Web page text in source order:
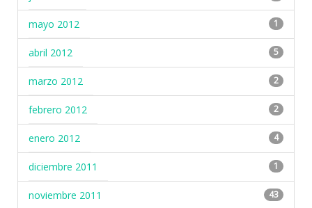
mayo 2012 1
abril 2012 5
marzo 2012 2
febrero 2012 2
enero 2012 4
diciembre 2011 1
noviembre 2011 43